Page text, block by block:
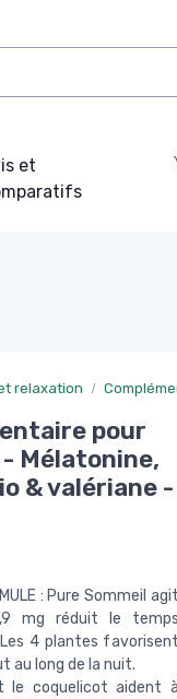
et
relaxation
pour
Mélatonine,
& valériane -
: Pure Sommeil agit
mg réduit le temps
4 plantes favorisent
au long de la nuit.
et le coquelicot aident à